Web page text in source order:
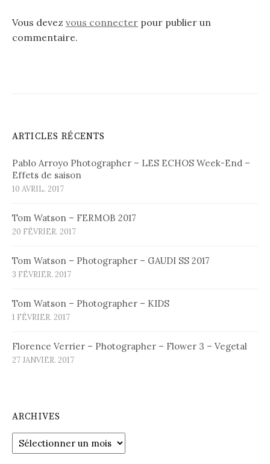
Vous devez vous connecter pour publier un
commentaire.
ARTICLES RÉCENTS
Pablo Arroyo Photographer – LES ECHOS Week-End –
Effets de saison
10 AVRIL. 2017
Tom Watson – FERMOB 2017
20 FÉVRIER. 2017
Tom Watson – Photographer – GAUDI SS 2017
3 FÉVRIER. 2017
Tom Watson – Photographer – KIDS
1 FÉVRIER. 2017
Florence Verrier – Photographer – Flower 3 – Vegetal
27 JANVIER. 2017
ARCHIVES
Archives